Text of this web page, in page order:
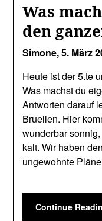
Was
den
Simone,5. März
Heute ist der 5.te
Was machst du
Antworten darauf
Bruellen. Hier
wunderbar
kalt. Wir haben
ungewohnte
Continue